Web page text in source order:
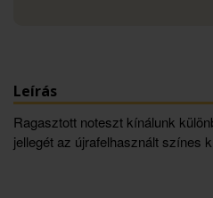
Leírás
Ragasztott noteszt kínálunk
jellegét az újrafelhasznált színes